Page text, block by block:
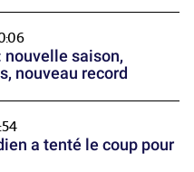
nouvelle saison,
nouveau record
a tenté le coup pour